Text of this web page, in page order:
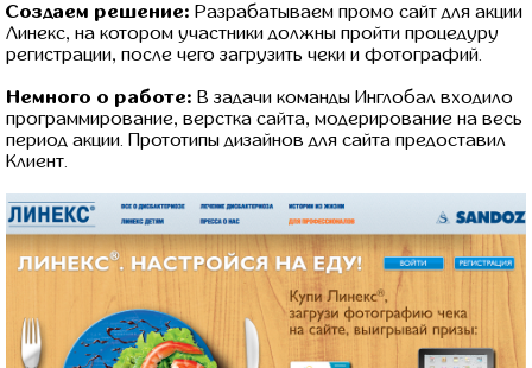
Создаем решение: Разрабатываем промо сайт для акции
Линекс, на котором участники должны пройти процедуру
регистрации, после чего загрузить чеки и фотографий.
Немного о работе: В задачи команды Инглобал входило
программирование, верстка сайта, модерирование на весь
период акции. Прототипы дизайнов для сайта предоставил
Клиент.